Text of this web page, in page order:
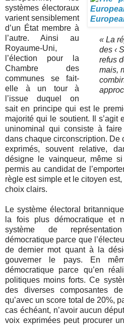
« La
des ‹
refus
mais,
systèmes électoraux
varient sensiblement
d’un État membre à
l’autre. Ainsi au
Royaume-Uni,
l’élection pour la
Chambre des
communes se fait-
elle à un tour à
l’issue duquel on
sait en principe qui est le
majorité qui le soutient. Il s’agit
uninominal qui consiste à
dans chaque circonscription. De
exprimés, souvent relative,
désigne le vainqueur, même
permis au candidat de
règle est simple et le citoyen
choix clairs.
Le système électoral
la fois plus démocratique et
système de
démocratique parce que
de dernier mot quant à la
gouverner le pays. En
démocratique parce qu’en
politiques moins forts. Ce
des diverses composantes
qu’avec un score total de 20%,
cas échéant, n’avoir aucun
voix exprimées peut procurer